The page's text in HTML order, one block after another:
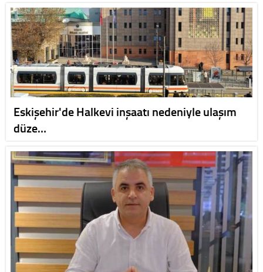
Eskişehir'de Halkevi inşaatı nedeniyle ulaşım
düze…